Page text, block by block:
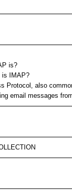
is?
is IMAP?
Protocol, also
email messages